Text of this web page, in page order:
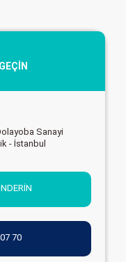
Sanayi
- İstanbul
70